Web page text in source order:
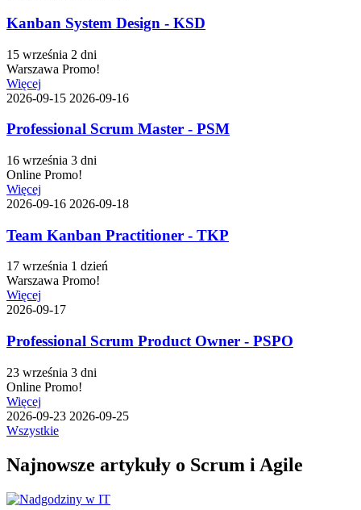
Kanban System Design - KSD
15 września 2 dni
Warszawa Promo!
Więcej
2026-09-15 2026-09-16
Professional Scrum Master - PSM
16 września 3 dni
Online Promo!
Więcej
2026-09-16 2026-09-18
Team Kanban Practitioner - TKP
17 września 1 dzień
Warszawa Promo!
Więcej
2026-09-17
Professional Scrum Product Owner - PSPO
23 września 3 dni
Online Promo!
Więcej
2026-09-23 2026-09-25
Wszystkie
Najnowsze artykuły o Scrum i Agile